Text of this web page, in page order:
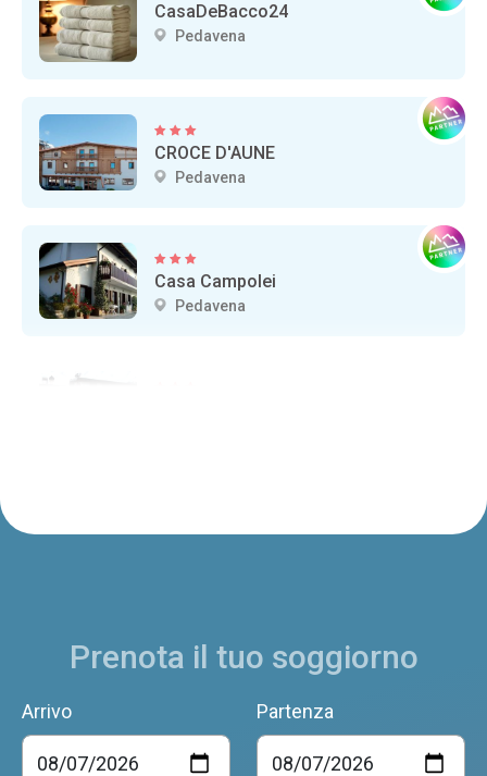
CasaDeBacco24
Pedavena
CROCE D'AUNE
Pedavena
Casa Campolei
Pedavena
LA CASA DI MAIA
Pedavena
Prenota il tuo soggiorno
Arrivo Partenza